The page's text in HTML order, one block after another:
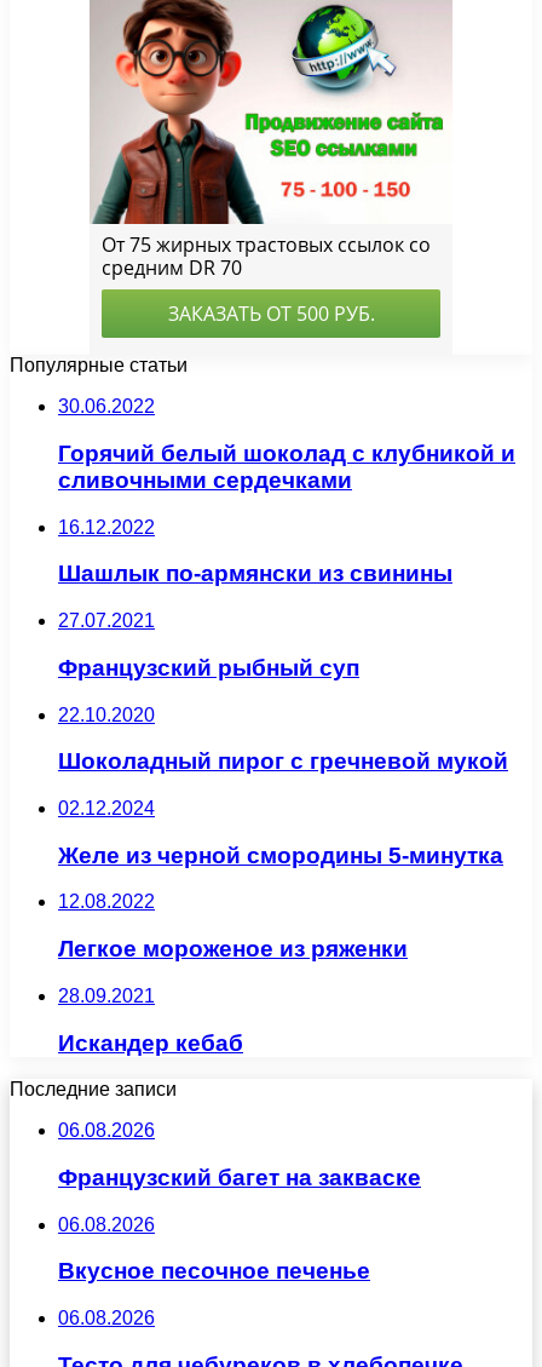
Популярные статьи
30.06.2022
Горячий белый шоколад с клубникой и
сливочными сердечками
16.12.2022
Шашлык по-армянски из свинины
27.07.2021
Французский рыбный суп
22.10.2020
Шоколадный пирог с гречневой мукой
02.12.2024
Желе из черной смородины 5-минутка
12.08.2022
Легкое мороженое из ряженки
28.09.2021
Искандер кебаб
Последние записи
06.08.2026
Французский багет на закваске
06.08.2026
Вкусное песочное печенье
06.08.2026